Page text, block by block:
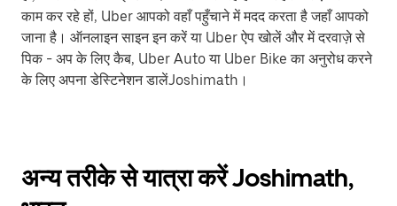
काम कर रहे हों, Uber आपको वहाँ पहुँचाने में मदद करता है जहाँ आपको
जाना है। ऑनलाइन साइन इन करें या Uber ऐप खोलें और में दरवाज़े से
पिक - अप के लिए कैब, Uber Auto या Uber Bike का अनुरोध करने
के लिए अपना डेस्टिनेशन डालेंJoshimath।
अन्य तरीके से यात्रा करें Joshimath,